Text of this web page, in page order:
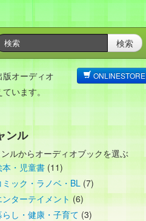
検索
オーディオ
います。
ONLINESTORE
ンル
ルからオーディオブックを選ぶ
本・児童書 (11)
ミック・ラノベ・BL (7)
ンターテイメント (6)
らし・健康・子育て (3)